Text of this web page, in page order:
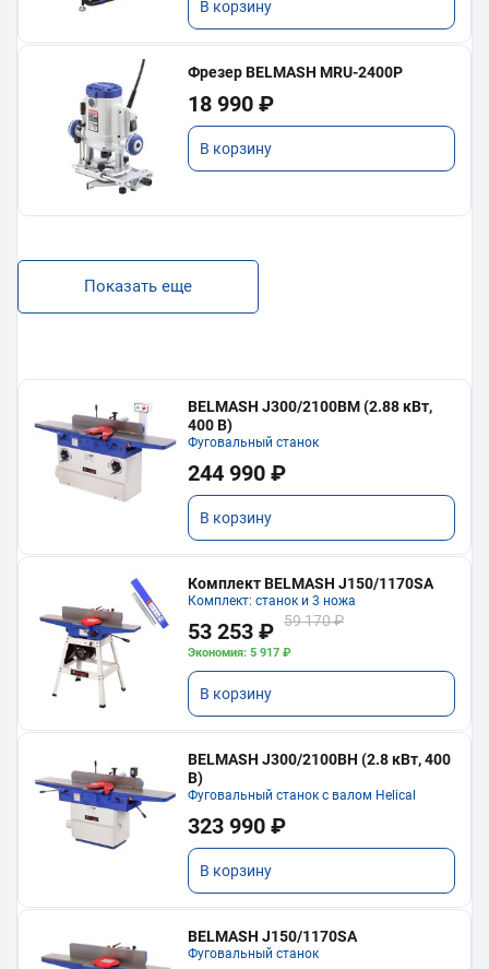
В корзину
Фрезер BELMASH MRU-2400P
18 990 ₽
В корзину
Показать еще
BELMASH J300/2100ВМ (2.88 кВт,
400 В)
Фуговальный станок
244 990 ₽
В корзину
Комплект BELMASH J150/1170SA
Комплект: станок и 3 ножа
53 253 ₽ 59 170 ₽
Экономия: 5 917 ₽
В корзину
BELMASH J300/2100ВH (2.8 кВт, 400
В)
Фуговальный станок с валом Helical
323 990 ₽
В корзину
BELMASH J150/1170SA
Фуговальный станок